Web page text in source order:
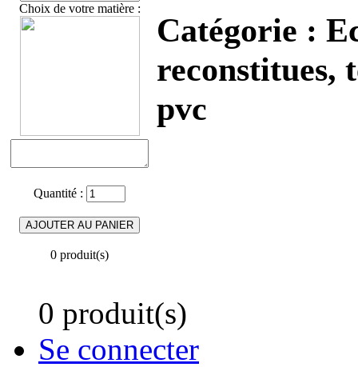
Choix de votre matière :
Quantité :
0 produit(s)
Catégorie :
reconstitues,
pvc
0 produit(s)
Se connecter